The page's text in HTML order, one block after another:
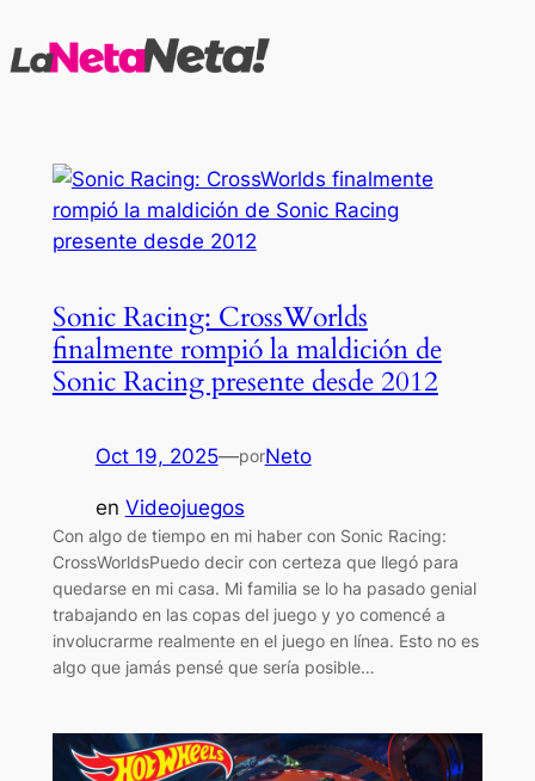
al
Sonic Racing: CrossWorlds
finalmente rompió la maldición de
Sonic Racing presente desde 2012
Oct 19, 2025—porNeto
en Videojuegos
Con algo de tiempo en mi haber con Sonic Racing:
CrossWorldsPuedo decir con certeza que llegó para
quedarse en mi casa. Mi familia se lo ha pasado genial
trabajando en las copas del juego y yo comencé a
involucrarme realmente en el juego en línea. Esto no es
algo que jamás pensé que sería posible…